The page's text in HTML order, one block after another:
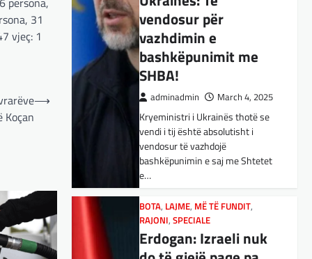
31
vjeç: 1
Koçan
⟶
vendosur për
vazhdimin e
bashkëpunimit me
SHBA!
adminadmin March 4, 2025
Kryeministri i Ukrainës thotë se
vendi i tij është absolutisht i
vendosur të vazhdojë
bashkëpunimin e saj me Shtetet
e…
BOTA, LAJME, MË TË FUNDIT,
RAJONI,SPECIALE
Erdogan: Izraeli nuk
Amerika është
opsioni më i mirë për
shqiptarët
adminadmin
Nga Dritan Hila Vështirë se
ndonjë shqiptar që ndjek sadopak
politikën e jashtme, pas takimit
Trump-Zhelenski, nuk ka
menduar: Po…
BOTA,KULTURË,LAJME,MISTER,
RAJONI,SPECIALE,TECH
Varësia nga ChatGPT
është në rritje: